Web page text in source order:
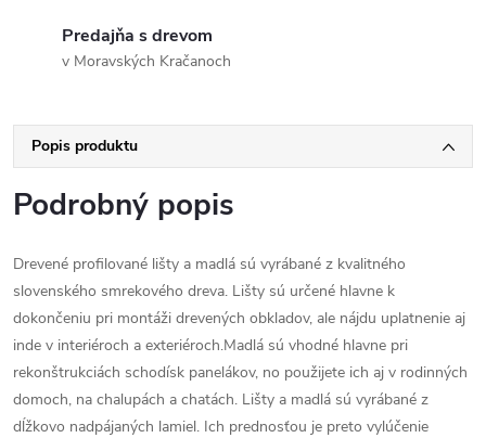
Predajňa s drevom
v Moravských Kračanoch
Popis produktu
Podrobný popis
Drevené profilované lišty a madlá sú vyrábané z kvalitného
slovenského smrekového dreva. Lišty sú určené hlavne k
dokončeniu pri montáži drevených obkladov, ale nájdu uplatnenie aj
inde v interiéroch a exteriéroch.Madlá sú vhodné hlavne pri
rekonštrukciách schodísk panelákov, no použijete ich aj v rodinných
domoch, na chalupách a chatách. Lišty a madlá sú vyrábané z
dĺžkovo nadpájaných lamiel. Ich prednosťou je preto vylúčenie